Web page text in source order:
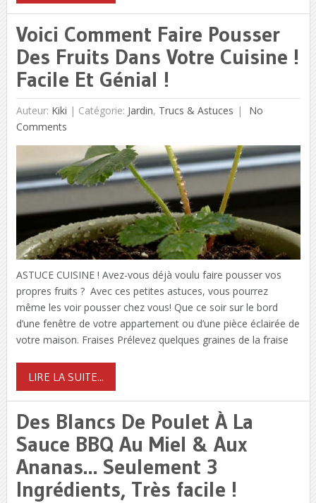
Voici Comment Faire Pousser
Des Fruits Dans Votre Cuisine !
Facile Et Génial !
Auteur: Kiki | Catégorie: Jardin, Trucs & Astuces
No
Comments
ASTUCE CUISINE ! Avez-vous déjà voulu faire pousser vos
propres fruits ? Avec ces petites astuces, vous pourrez
même les voir pousser chez vous! Que ce soir sur le bord
d’une fenêtre de votre appartement ou d’une pièce éclairée de
votre maison. Fraises Prélevez quelques graines de la fraise
LIRE LA SUITE...
Des Blancs De Poulet À La
Sauce BBQ Au Miel & Aux
Ananas… Seulement 3
Ingrédients, Très facile !